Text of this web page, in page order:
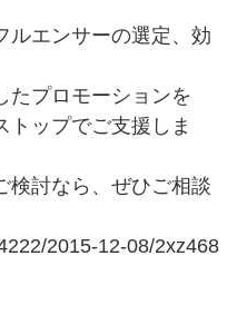
ルエンサーの選定、効
たプロモーションを
トップでご支援しま
検討なら、ぜひご相談
2015-12-08/2xz468